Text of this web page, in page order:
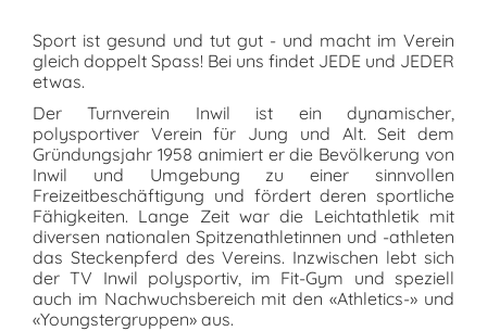
Sport ist gesund und tut gut - und macht im Verein
gleich doppelt Spass! Bei uns findet JEDE und JEDER
etwas.
Der Turnverein Inwil ist ein dynamischer,
polysportiver Verein für Jung und Alt. Seit dem
Gründungsjahr 1958 animiert er die Bevölkerung von
Inwil und Umgebung zu einer sinnvollen
Freizeitbeschäftigung und fördert deren sportliche
Fähigkeiten. Lange Zeit war die Leichtathletik mit
diversen nationalen Spitzenathletinnen und -athleten
das Steckenpferd des Vereins. Inzwischen lebt sich
der TV Inwil polysportiv, im Fit-Gym und speziell
auch im Nachwuchsbereich mit den «Athletics-» und
«Youngstergruppen» aus.